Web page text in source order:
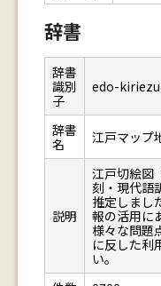
辞書
辞書
識別
子
edo-
辞書
名
江戸マップ
説明
江戸切絵図
刻・現代語
推定しまし
報の活用に
様々な問題
に反した利
い。